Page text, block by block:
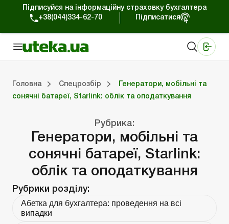
Підписуйся на інформаційну страховку бухгалтера
+38(044)334-62-70
Підписатися
Головна Спецрозбір
Генератори, мобільні та
сонячні батареї, Starlink: облік та оподаткування
Рубрика:
Генератори, мобільні та
сонячні батареї, Starlink:
облік та оподаткування
Рубрики розділу:
Абетка для бухгалтера: проведення на всі
випадки